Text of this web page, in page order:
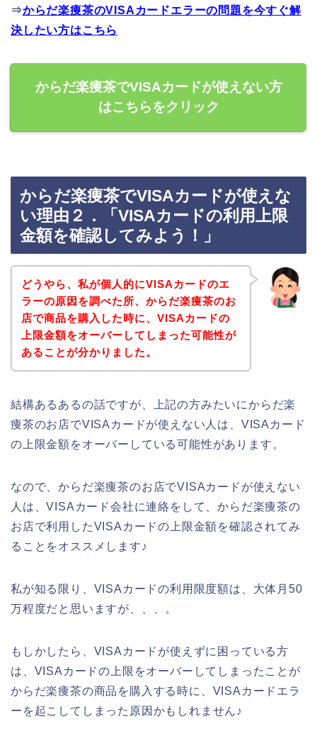
⇒からだ楽痩茶のVISAカードエラーの問題を今すぐ解
決したい方はこちら
からだ楽痩茶でVISAカードが使えない方
はこちらをクリック
からだ楽痩茶でVISAカードが使えな
い理由２．「VISAカードの利用上限
金額を確認してみよう！」
どうやら、私が個人的にVISAカードのエ
ラーの原因を調べた所、からだ楽痩茶のお
店で商品を購入した時に、VISAカードの
上限金額をオーバーしてしまった可能性が
あることが分かりました。
結構あるあるの話ですが、上記の方みたいにからだ楽
痩茶のお店でVISAカードが使えない人は、VISAカード
の上限金額をオーバーしている可能性があります。
なので、からだ楽痩茶のお店でVISAカードが使えない
人は、VISAカード会社に連絡をして、からだ楽痩茶の
お店で利用したVISAカードの上限金額を確認されてみ
ることをオススメします♪
私が知る限り、VISAカードの利用限度額は、大体月50
万程度だと思いますが、、、。
もしかしたら、VISAカードが使えずに困っている方
は、VISAカードの上限をオーバーしてしまったことが
からだ楽痩茶の商品を購入する時に、VISAカードエラ
ーを起こしてしまった原因かもしれません♪